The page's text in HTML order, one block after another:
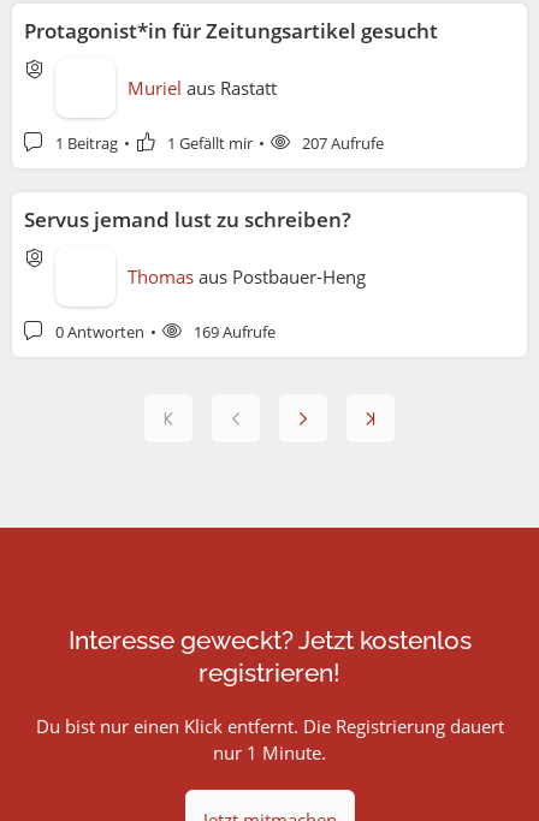
Protagonist*in für Zeitungsartikel gesucht
Muriel aus Rastatt
1 Beitrag 1 Gefällt mir 207 Aufrufe
Servus jemand lust zu schreiben?
Thomas aus Postbauer-Heng
0 Antworten 169 Aufrufe
Interesse geweckt? Jetzt kostenlos
registrieren!
Du bist nur einen Klick entfernt. Die Registrierung dauert
nur 1 Minute.